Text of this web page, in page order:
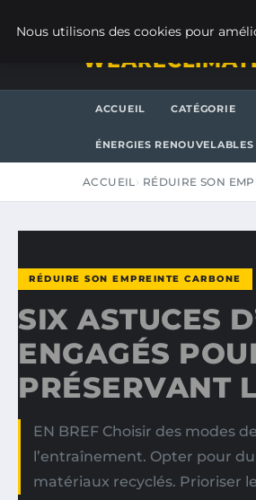
ACCUEIL CATÉGORIE
ÉNERGIES RENOUVELABLES
ACCUEIL RÉDUIRE SON
RÉDUIRE SON EMPREINTE CARBONE
SIX ASTUCES
ENGAGÉS
PRÉSERVANT
EN BREF Choisir des modes
l’entraînement. Opter pour
matériaux recyclés. Prioriser
Nous utilisons des cookies pour